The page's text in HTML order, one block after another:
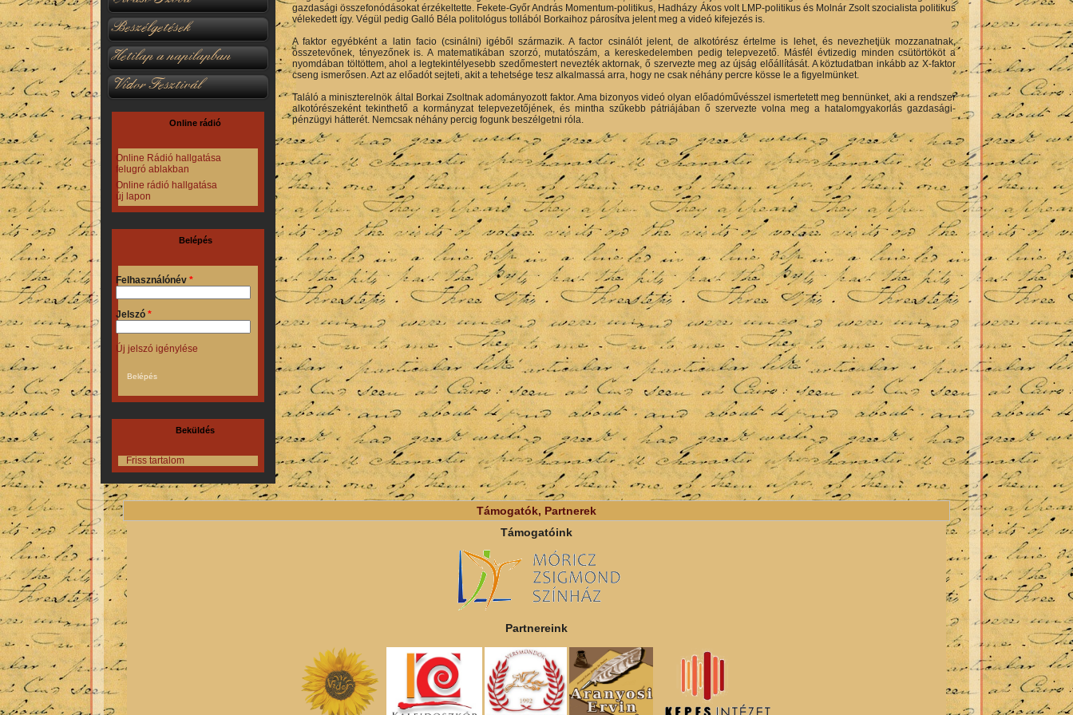
Beszélgetések
Hetilap a napilapban
Vidor Fesztivál
Online rádió
Online Rádió hallgatása
felugró ablakban
Online rádió hallgatása
új lapon
Belépés
Felhasználónév *
Jelszó *
Új jelszó igénylése
Beküldés
Friss tartalom
gazdasági összefonódásokat érzékeltette. Fekete-Győr András Momentum-politikus, Hadházy Ákos volt LMP-politikus és Molnár Zsolt szocialista politikus
vélekedett így. Végül pedig Galló Béla politológus tollából Borkaihoz párosítva jelent meg a videó kifejezés is.
A faktor egyébként a latin facio (csinálni) igéből származik. A factor csinálót jelent, de alkotórész értelme is lehet, és nevezhetjük mozzanatnak,
összetevőnek, tényezőnek is. A matematikában szorzó, mutatószám, a kereskedelemben pedig telepvezető. Másfél évtizedig minden csütörtököt a
nyomdában töltöttem, ahol a legtekintélyesebb szedőmestert nevezték aktornak, ő szervezte meg az újság előállítását. A köztudatban inkább az X-faktor
cseng ismerősen. Azt az előadót sejteti, akit a tehetsége tesz alkalmassá arra, hogy ne csak néhány percre kösse le a figyelmünket.
Találó a miniszterelnök által Borkai Zsoltnak adományozott faktor. Ama bizonyos videó olyan előadóművésszel ismertetett meg bennünket, aki a rendszer
alkotórészeként tekinthető a kormányzat telepvezetőjének, és mintha szűkebb pátriájában ő szervezte volna meg a hatalomgyakorlás gazdasági-
pénzügyi hátterét. Nemcsak néhány percig fogunk beszélgetni róla.
Támogatók, Partnerek
Támogatóink
Partnereink